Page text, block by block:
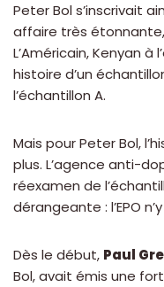
Peter Bol s’inscrivait
affaire très
L’Américain, Kenyan
histoire d’un
l’échantillon A.
Mais pour Peter Bol,
plus. L’agence anti-
réexamen de
dérangeante : l’EPO
Dès le début, Paul
Bol, avait émis une